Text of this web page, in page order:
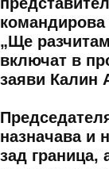
командирова
„Ще
включат в
заяви Калин
назначава и
зад